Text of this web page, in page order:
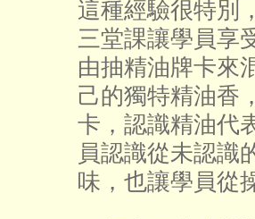
這種經驗很特別
三堂課讓學員享
由抽精油牌卡來
己的獨特精油香
卡，認識精油代
員認識從未認識
味，也讓學員從